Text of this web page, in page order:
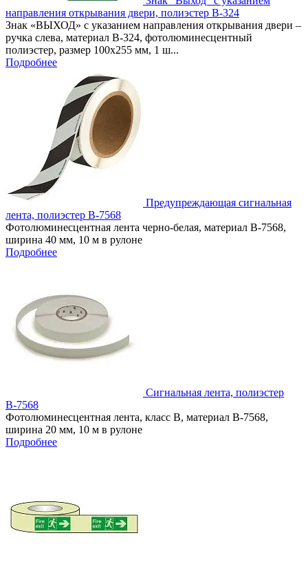
направления открывания двери, полиэстер В-324
Знак «ВЫХОД» с указанием направления открывания двери –
ручка слева, материал В-324, фотолюминесцентный
полиэстер, размер 100х255 мм, 1 ш...
Подробнее
Предупреждающая сигнальная
лента, полиэстер В-7568
Фотолюминесцентная лента черно-белая, материал B-7568,
ширина 40 мм, 10 м в рулоне
Подробнее
Сигнальная лента, полиэстер
В-7568
Фотолюминесцентная лента, класс В, материал В-7568,
ширина 20 мм, 10 м в рулоне
Подробнее